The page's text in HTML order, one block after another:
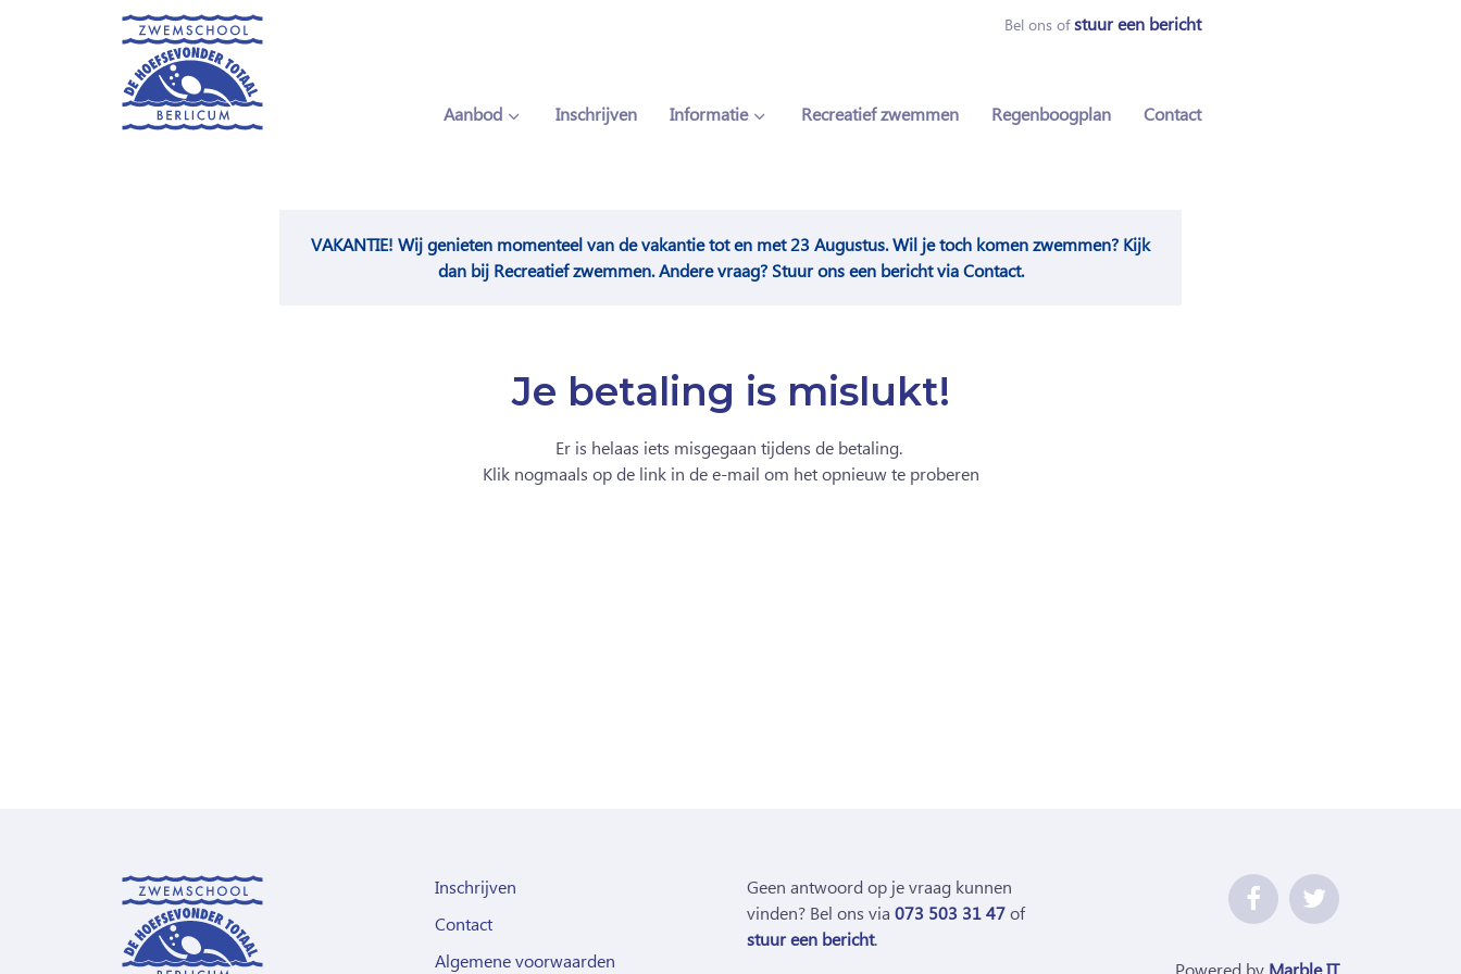
Bel ons ofstuur een bericht
Aanbod Inschrijven Informatie Recreatief zwemmen Regenboogplan Contact
VAKANTIE! Wij genieten momenteel van de vakantie tot en met 23 Augustus. Wil je toch komen zwemmen? Kijk
dan bij Recreatief zwemmen. Andere vraag? Stuur ons een bericht via Contact.
Je betaling is mislukt!
Er is helaas iets misgegaan tijdens de betaling.
Klik nogmaals op de link in de e-mail om het opnieuw te proberen
Inschrijven
Contact
Algemene voorwaarden
Geen antwoord op je vraag kunnen
vinden? Bel ons via 073 503 31 47of
stuur een bericht.
Powered by Marble IT